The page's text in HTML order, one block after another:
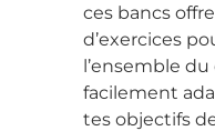
ces bancs
d’exercices
l’ensemble du
facilement
tes objectifs